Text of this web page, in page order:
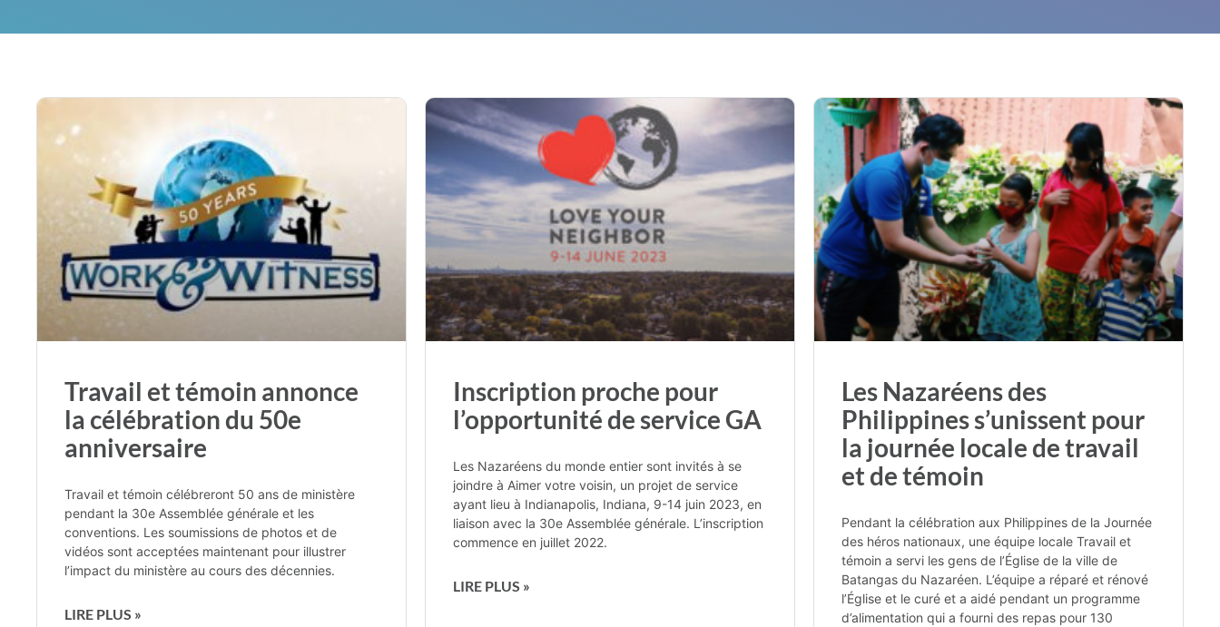
Travail et témoin annonce
la célébration du 50e
anniversaire
Travail et témoin célébreront 50 ans de ministère
pendant la 30e Assemblée générale et les
conventions. Les soumissions de photos et de
vidéos sont acceptées maintenant pour illustrer
l’impact du ministère au cours des décennies.
LIRE PLUS »
Inscription proche pour
l’opportunité de service GA
Les Nazaréens du monde entier sont invités à se
joindre à Aimer votre voisin, un projet de service
ayant lieu à Indianapolis, Indiana, 9-14 juin 2023, en
liaison avec la 30e Assemblée générale. L’inscription
commence en juillet 2022.
LIRE PLUS »
Les Nazaréens des
Philippines s’unissent pour
la journée locale de travail
et de témoin
Pendant la célébration aux Philippines de la Journée
des héros nationaux, une équipe locale Travail et
témoin a servi les gens de l’Église de la ville de
Batangas du Nazaréen. L’équipe a réparé et rénové
l’Église et le curé et a aidé pendant un programme
d’alimentation qui a fourni des repas pour 130